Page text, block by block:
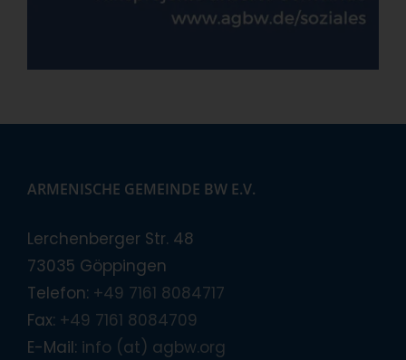
ARMENISCHE GEMEINDE BW E.V.
Lerchenberger Str. 48
73035 Göppingen
Telefon: +49 7161 8084717
Fax: +49 7161 8084709
E-Mail: info (at) agbw.org